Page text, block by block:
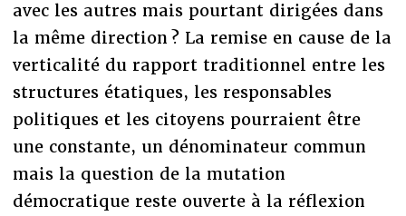
avec les autres mais pourtant dirigées dans
la même direction ? La remise en cause de la
verticalité du rapport traditionnel entre les
structures étatiques, les responsables
politiques et les citoyens pourraient être
une constante, un dénominateur commun
mais la question de la mutation
démocratique reste ouverte à la réflexion